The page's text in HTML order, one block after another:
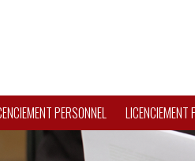
PERSONNEL LICENCIEMENT